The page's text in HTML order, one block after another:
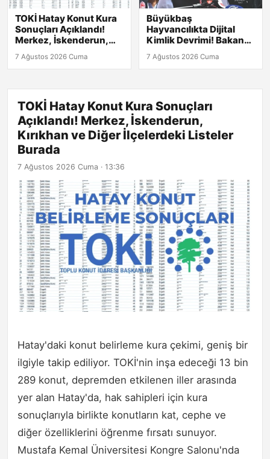
TOKİ Hatay Konut Kura
Sonuçları Açıklandı!
Merkez, İskenderun,
İlçelerdeki Listeler
Burada
7 Ağustos 2026 Cuma
Büyükbaş
Hayvancılıkta Dijital
Kimlik Devrimi! Bakan
7 Ağustos 2026 Cuma
TOKİ Hatay Konut Kura Sonuçları
Açıklandı! Merkez, İskenderun,
Kırıkhan ve Diğer İlçelerdeki Listeler
Burada
7 Ağustos 2026 Cuma · 13:36
Hatay'daki konut belirleme kura çekimi, geniş bir
ilgiyle takip ediliyor. TOKİ'nin inşa edeceği 13 bin
289 konut, depremden etkilenen iller arasında
yer alan Hatay'da, hak sahipleri için kura
sonuçlarıyla birlikte konutların kat, cephe ve
diğer özelliklerini öğrenme fırsatı sunuyor.
Mustafa Kemal Üniversitesi Kongre Salonu'nda